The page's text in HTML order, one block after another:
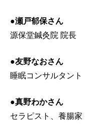
●瀬戸郁保さん
源保堂鍼灸院 院長
●友野なおさん
睡眠コンサルタント
●真野わかさん
セラピスト、養腸家